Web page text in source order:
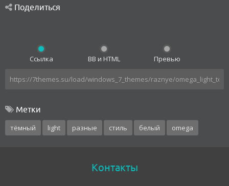
Поделиться
Ссылка BB и HTML Превью
Метки
тёмный light разные стиль белый omega
Контакты